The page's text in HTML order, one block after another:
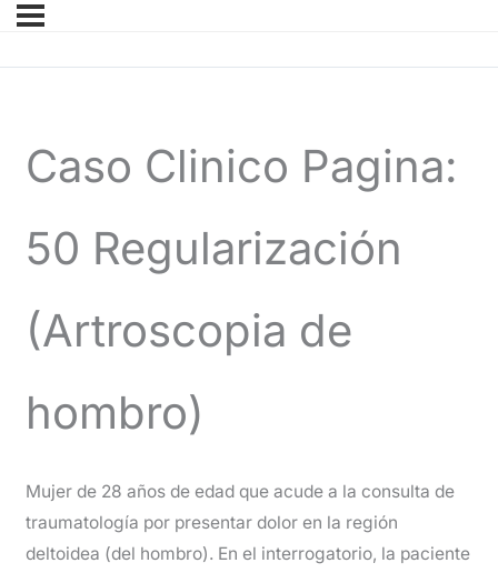
Caso Clinico Pagina:
50 Regularización
(Artroscopia de
hombro)
Mujer de 28 años de edad que acude a la consulta de
traumatología por presentar dolor en la región
deltoidea (del hombro). En el interrogatorio, la paciente